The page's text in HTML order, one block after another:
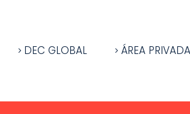
DEC GLOBAL ÁREA PRIVADA